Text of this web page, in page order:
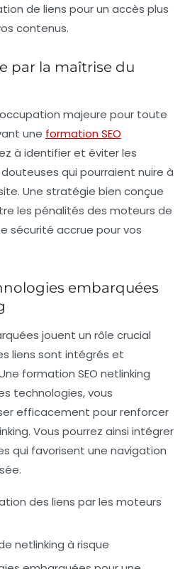
de liens pour un accès plus
contenus.
par la maîtrise du
majeure pour toute
une formation SEO
à identifier et éviter les
qui pourraient nuire à
Une stratégie bien conçue
les pénalités des moteurs de
sécurité accrue pour vos
embarquées
jouent un rôle crucial
liens sont intégrés et
formation SEO netlinking
technologies, vous
efficacement pour renforcer
Vous pourrez ainsi intégrer
qui favorisent une navigation
des liens par les moteurs
netlinking à risque